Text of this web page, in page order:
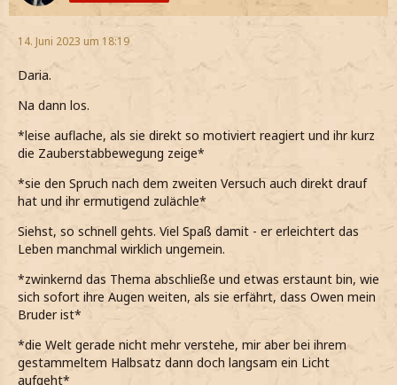
14. Juni 2023 um 18:19
Daria.
Na dann los.
*leise auflache, als sie direkt so motiviert reagiert und ihr kurz
die Zauberstabbewegung zeige*
*sie den Spruch nach dem zweiten Versuch auch direkt drauf
hat und ihr ermutigend zulächle*
Siehst, so schnell gehts. Viel Spaß damit - er erleichtert das
Leben manchmal wirklich ungemein.
*zwinkernd das Thema abschließe und etwas erstaunt bin, wie
sich sofort ihre Augen weiten, als sie erfährt, dass Owen mein
Bruder ist*
*die Welt gerade nicht mehr verstehe, mir aber bei ihrem
gestammeltem Halbsatz dann doch langsam ein Licht
aufgeht*